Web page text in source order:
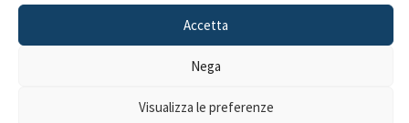
Accetta
Nega
Visualizza le preferenze